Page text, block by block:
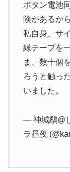
ボタン電池
険があるか
私自身、サ
縁テープを
ま、数十個
ろうと触っ
いました。
— 神城鷸@
ラ昼夜